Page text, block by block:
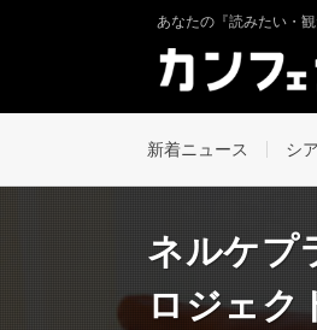
あなたの『読みたい・
新着ニュース シ
ネルケプ
ロジェク